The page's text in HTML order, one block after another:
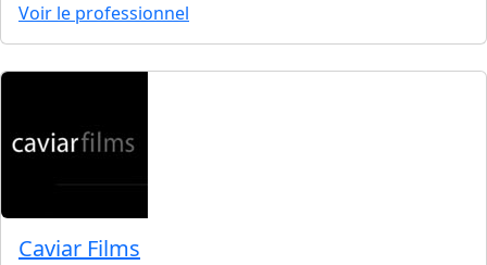
Voir le professionnel
Caviar Films